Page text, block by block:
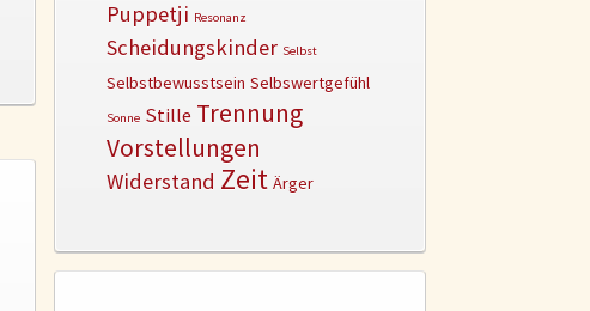
Puppetji Resonanz
Scheidungskinder Selbst
Selbstbewusstsein Selbswertgefühl
Sonne Stille Trennung
Vorstellungen
Widerstand Zeit Ärger